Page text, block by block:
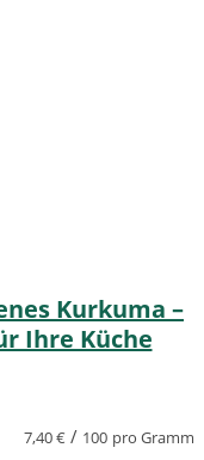
Kurkuma –
Ihre Küche
7,40€ / 100 pro Gramm